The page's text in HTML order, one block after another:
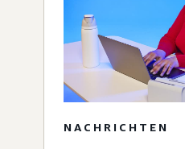
NACHRICHTEN